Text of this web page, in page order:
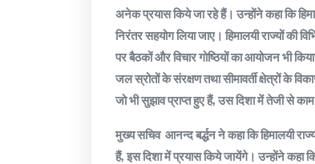
अनेक प्रयास किये जा रहे हैं। उन्होंने कहा कि
निरंतर सहयोग लिया जाए। हिमालयी राज्यों की
पर बैठकों और विचार गोष्ठियों का आयोजन भी
जल स्रोतों के संरक्षण तथा सीमावर्ती क्षेत्रों के
जो भी सुझाव प्राप्त हुए हैं, उस दिशा में तेजी से
मुख्य सचिव आनन्द बर्द्धन ने कहा कि हिमालयी
हैं, इस दिशा में प्रयास किये जायेंगे। उन्होंने कहा